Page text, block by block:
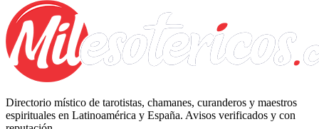
Directorio místico de tarotistas, chamanes, curanderos y maestros
espirituales en Latinoamérica y España. Avisos verificados y con